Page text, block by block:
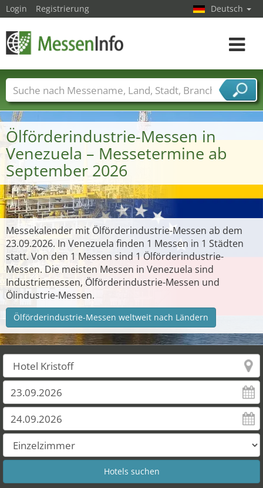
Ölförderindustrie-Messen in
Venezuela – Messetermine ab
September 2026
Messekalender mit Ölförderindustrie-Messen ab dem
23.09.2026. In Venezuela finden 1 Messen in 1 Städten
statt. Von den 1 Messen sind 1 Ölförderindustrie-
Messen. Die meisten Messen in Venezuela sind
Industriemessen, Ölförderindustrie-Messen und
Ölindustrie-Messen.
Ölförderindustrie-Messen weltweit nach Ländern
Login Registrierung Deutsch
Toggle
Messenamen Länder Städte
Branchen
Dienstleisterbranchen